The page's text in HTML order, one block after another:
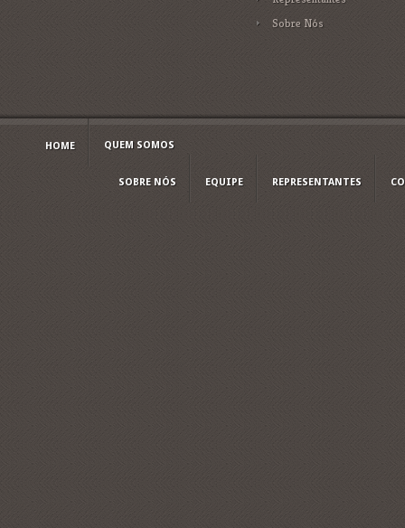
Sobre Nós
HOME QUEM SOMOS
SOBRE NÓS EQUIPE REPRESENTANTES